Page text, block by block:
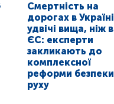
Смертність на
дорогах в Україні
удвічі вища, ніж в
ЄС: експерти
закликають до
комплексної
реформи безпеки
руху